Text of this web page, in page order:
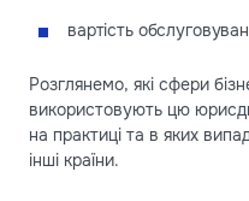
вартість
Розглянемо, які сфери
використовують цю
на практиці та в яких
інші країни.